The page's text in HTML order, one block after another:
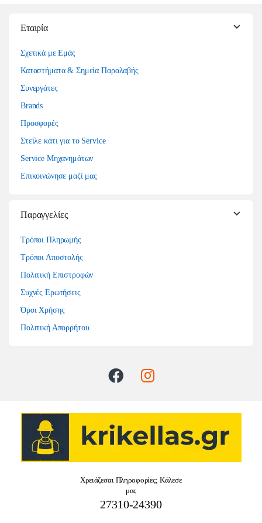
Εταιρία
Σχετικά με Εμάς
Καταστήματα & Σημεία Παραλαβής
Συνεργάτες
Brands
Προσφορές
Στείλε κάτι για το Service
Service Μηχανημάτων
Επικοινώνησε μαζί μας
Παραγγελίες
Τρόποι Πληρωμής
Τρόποι Αποστολής
Πολιτική Επιστροφών
Συχνές Ερωτήσεις
Όροι Χρήσης
Πολιτική Απορρήτου
Χρειάζεσαι Πληροφορίες; Κάλεσε
μας
27310-24390